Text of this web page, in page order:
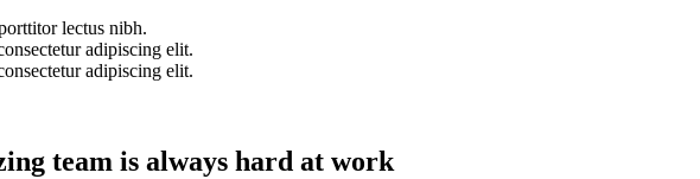
lectus nibh.
adipiscing elit.
adipiscing elit.
team is always hard at work